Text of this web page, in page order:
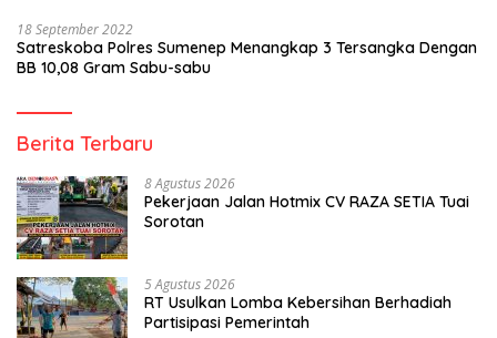
18 September 2022
Satreskoba Polres Sumenep Menangkap 3 Tersangka Dengan
BB 10,08 Gram Sabu-sabu
Berita Terbaru
8 Agustus 2026
Pekerjaan Jalan Hotmix CV RAZA SETIA Tuai
Sorotan
5 Agustus 2026
RT Usulkan Lomba Kebersihan Berhadiah
Partisipasi Pemerintah